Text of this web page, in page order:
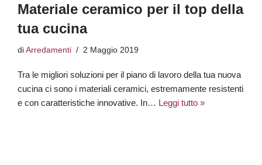
Materiale ceramico per il top della
tua cucina
di Arredamenti 2 Maggio 2019
Tra le migliori soluzioni per il piano di lavoro della tua nuova
cucina ci sono i materiali ceramici, estremamente resistenti
e con caratteristiche innovative. In… Leggi tutto »